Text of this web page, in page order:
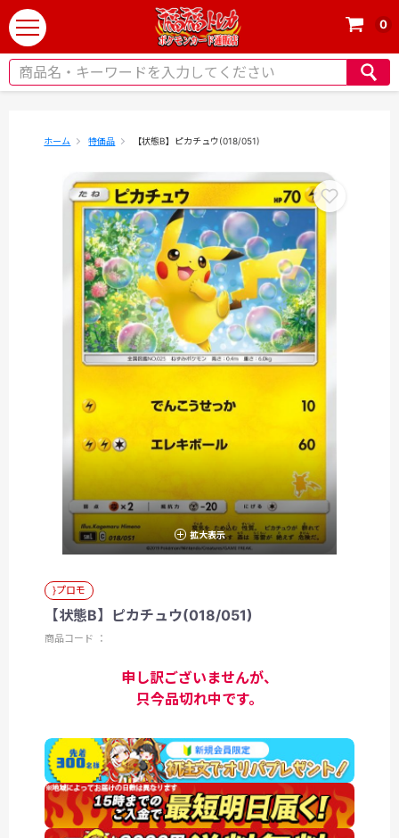
t
o
g
0
ホーム 特価品 【状態B】ピカチュウ(018/051)
拡大表示
}プロモ
【状態B】ピカチュウ(018/051)
商品コード ：
申し訳ございませんが、
只今品切れ中です。